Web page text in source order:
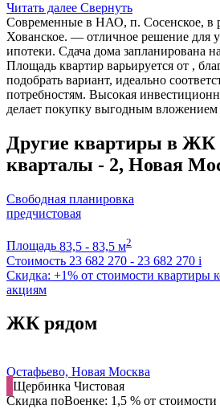
Читать далее Свернуть
Современные в НАО, п. Сосенское, в
Хованское. — отличное решение для
ипотеки. Сдача дома запланирована
Площадь квартир варьируется от ,
подобрать вариант, идеально
потребностям. Высокая
делает покупку выгодным вложением
Другие квартиры в ЖК
кварталы - 2, Новая
Свободная планировка
предчистовая
Площадь 83,5 - 83,5 м2
Стоимость 23 682 270 - 23 682 270 i
Скидка: +1% от стоимости квартиры
акциям
ЖК рядом
Остафьево, Новая Москва
Щербинка Чистовая
Скидка поВоенке: 1,5 % от